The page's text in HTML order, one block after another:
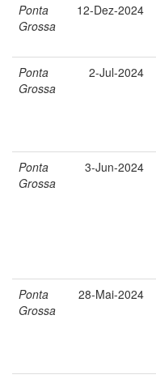
Ponta
Grossa
12-Dez-2024
Ponta
Grossa
2-Jul-2024
Ponta
Grossa
3-Jun-2024
Ponta
Grossa
28-Mai-2024